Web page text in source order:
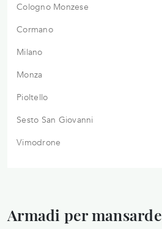
Cologno Monzese
Cormano
Milano
Monza
Pioltello
Sesto San Giovanni
Vimodrone
Armadi per mansarde